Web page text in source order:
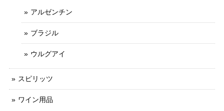
アルゼンチン
ブラジル
ウルグアイ
スピリッツ
ワイン用品